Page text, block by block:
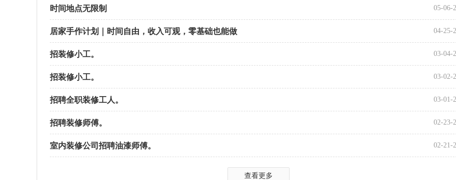
时间地点无限制 05-06-
居家手作计划｜时间自由，收入可观，零基础也能做 04-25-
招装修小工。 03-04-
招装修小工。 03-02-
招聘全职装修工人。 03-01-
招聘装修师傅。 02-23-
室内装修公司招聘油漆师傅。 02-21-
查看更多